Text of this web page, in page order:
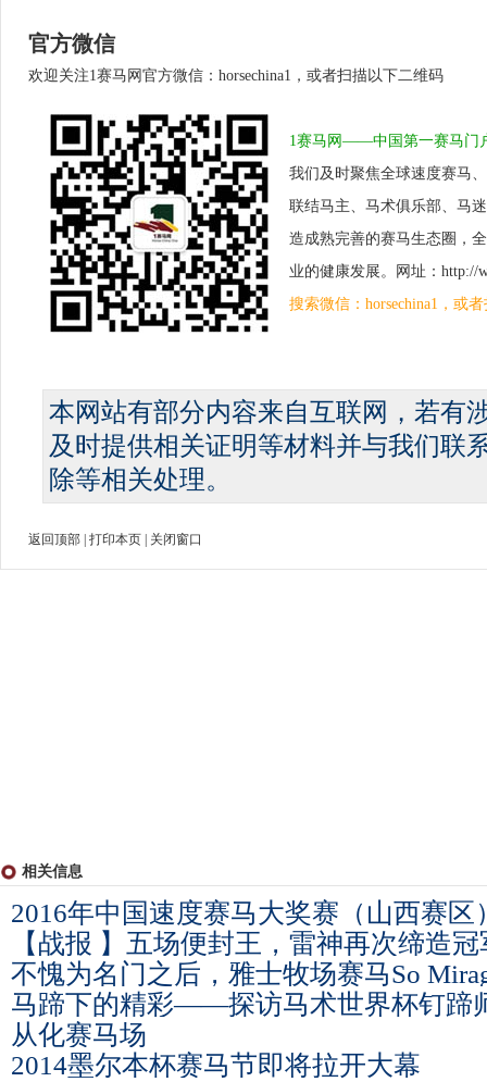
官方微信
欢迎关注1赛马网官方微信：horsechina1，或者扫描以下二维码
1赛马网——中国第一赛马门
我们及时聚焦全球速度赛马
联结马主、马术俱乐部、马
造成熟完善的赛马生态圈，
业的健康发展。网址：http://
搜索微信：horsechina1，或
本网站有部分内容来自互联网，若有
及时提供相关证明等材料并与我们联
除等相关处理。
返回顶部 打印本页 关闭窗口
相关信息
2016年中国速度赛马大奖赛（山西赛区
【战报 】五场便封王，雷神再次缔造
不愧为名门之后，雅士牧场赛马So
马蹄下的精彩——探访马术世界杯钉蹄
从化赛马场
2014墨尔本杯赛马节即将拉开大幕